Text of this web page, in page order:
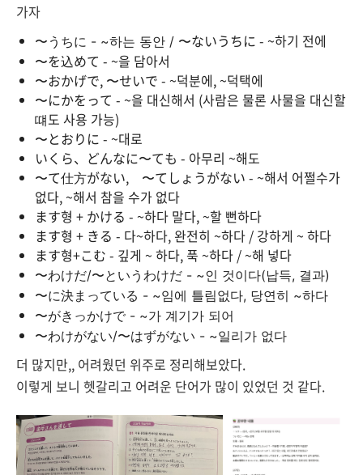
가자
〜うちに - ~하는 동안 / 〜ないうちに - ~하기 전에
〜を込めて - ~을 담아서
〜おかげで, 〜せいで - ~덕분에, ~덕택에
〜にかをって - ~을 대신해서 (사람은 물론 사물을 대신할
떄도 사용 가능)
〜とおりに - ~대로
いくら、どんなに〜ても - 아무리 ~해도
〜て仕方がない, 〜てしょうがない - ~해서 어쩔수가
없다, ~해서 참을 수가 없다
ます형 + かける - ~하다 말다, ~할 뻔하다
ます형 + きる - 다~하다, 완전히 ~하다 / 강하게 ~ 하다
ます형+こむ - 깊게 ~ 하다, 푹 ~하다 / ~해 넣다
〜わけだ/〜というわけだ - ~인 것이다(납득, 결과)
〜に決まっている - ~임에 틀림없다, 당연히 ~하다
〜がきっかけで - ~가 계기가 되어
〜わけがない/〜はずがない - ~일리가 없다
더 많지만,, 어려웠던 위주로 정리해보았다.
이렇게 보니 헷갈리고 어려운 단어가 많이 있었던 것 같다.